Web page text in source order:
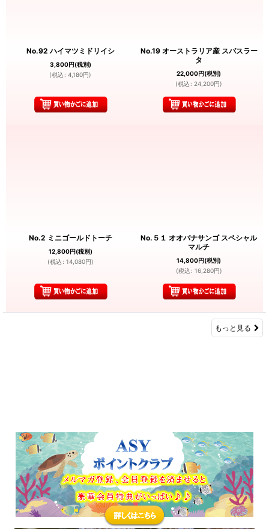
No.92 ハイマツミドリイシ
3,800円(税別)
(税込 : 4,180円)
No.19 オーストラリア産 スパスラー
タ
22,000円(税別)
(税込 : 24,200円)
No.2 ミニゴールドトーチ
12,800円(税別)
(税込 : 14,080円)
No.５１ オオバナサンゴ スペシャル
マルチ
14,800円(税別)
(税込 : 16,280円)
もっと見る